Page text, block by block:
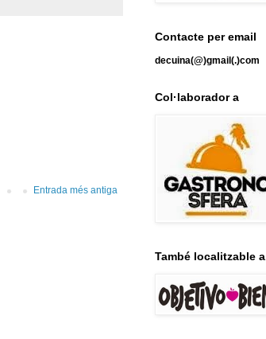
Entrada més antiga
Contacte per email
decuina(@)gmail(.)com
Col·laborador a
També localitzable